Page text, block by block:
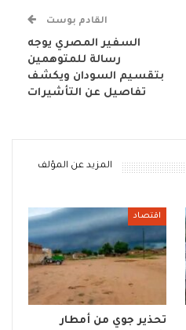
القادم بوست
السفير المصري يوجه
رسالة للمتوهمين
بتقسيم السودان ويكشف
تفاصيل عن التأشيرات
المزيد عن المؤلف
اقتصاد
تحذير جوي من أمطار